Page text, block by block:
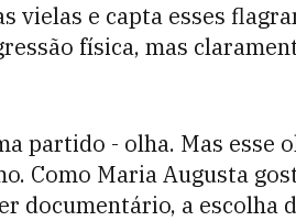
vielas e capta esses
física, mas
partido - olha. Mas esse
Como Maria Augusta
documentário, a escolha